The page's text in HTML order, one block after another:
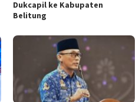
Dukcapil ke Kabupaten
Belitung